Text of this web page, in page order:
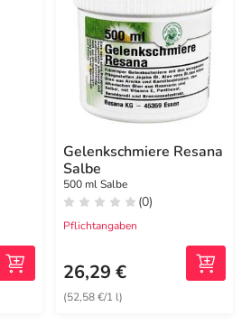
Gelenkschmiere Resana
Salbe
500 ml Salbe
(0)
Pflichtangaben
26,29 €
(52,58 €/1 l)